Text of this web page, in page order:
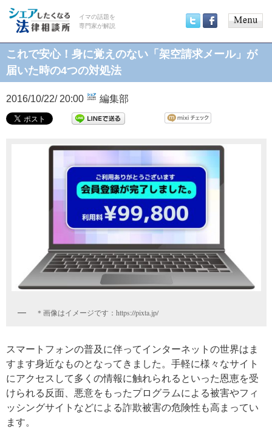
イマの話題を
専門家が解説
menu
これで安心！身に覚えのない「架空請求メール」が
届いた時の4つの対処法
2016/10/22/ 20:00 編集部
＊画像はイメージです：https://pixta.jp/
スマートフォンの普及に伴ってインターネットの世界はま
すます身近なものとなってきました。手軽に様々なサイト
にアクセスして多くの情報に触れられるといった恩恵を受
けられる反面、悪意をもったプログラムによる被害やフィ
ッシングサイトなどによる詐欺被害の危険性も高まってい
ます。